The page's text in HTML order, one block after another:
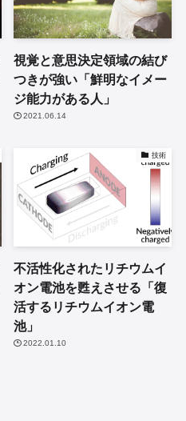
視覚と意思決定領域の結び
つきが強い「鮮明なイメー
ジ能力がある人」
2021.06.14
技術
不活性化されたリチウムイ
オン電池を甦えさせる「復
活するリチウムイオン電
池」
2022.01.10